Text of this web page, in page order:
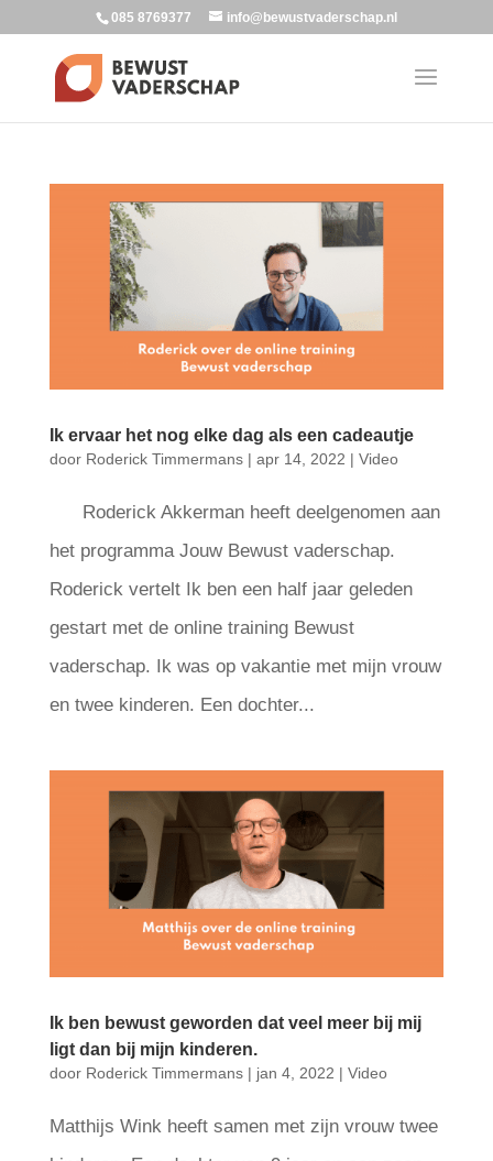
085 8769377 info@bewustvaderschap.nl
Ik ervaar het nog elke dag als een cadeautje
door Roderick Timmermans| apr 14, 2022 | Video
Roderick Akkerman heeft deelgenomen aan
het programma Jouw Bewust vaderschap.
Roderick vertelt Ik ben een half jaar geleden
gestart met de online training Bewust
vaderschap. Ik was op vakantie met mijn vrouw
en twee kinderen. Een dochter...
Ik ben bewust geworden dat veel meer bij mij
ligt dan bij mijn kinderen.
door Roderick Timmermans| jan 4, 2022 | Video
Matthijs Wink heeft samen met zijn vrouw twee